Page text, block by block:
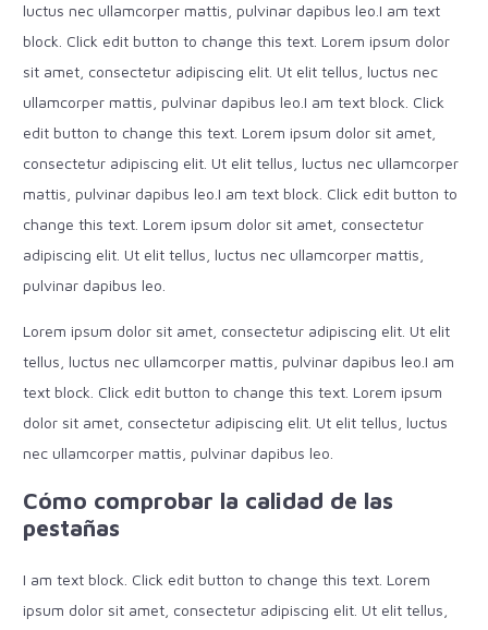
luctus nec ullamcorper mattis, pulvinar dapibus leo.I am text
block. Click edit button to change this text. Lorem ipsum dolor
sit amet, consectetur adipiscing elit. Ut elit tellus, luctus nec
ullamcorper mattis, pulvinar dapibus leo.I am text block. Click
edit button to change this text. Lorem ipsum dolor sit amet,
consectetur adipiscing elit. Ut elit tellus, luctus nec ullamcorper
mattis, pulvinar dapibus leo.I am text block. Click edit button to
change this text. Lorem ipsum dolor sit amet, consectetur
adipiscing elit. Ut elit tellus, luctus nec ullamcorper mattis,
pulvinar dapibus leo.
Lorem ipsum dolor sit amet, consectetur adipiscing elit. Ut elit
tellus, luctus nec ullamcorper mattis, pulvinar dapibus leo.I am
text block. Click edit button to change this text. Lorem ipsum
dolor sit amet, consectetur adipiscing elit. Ut elit tellus, luctus
nec ullamcorper mattis, pulvinar dapibus leo.
Cómo comprobar la calidad de las
pestañas
I am text block. Click edit button to change this text. Lorem
ipsum dolor sit amet, consectetur adipiscing elit. Ut elit tellus,